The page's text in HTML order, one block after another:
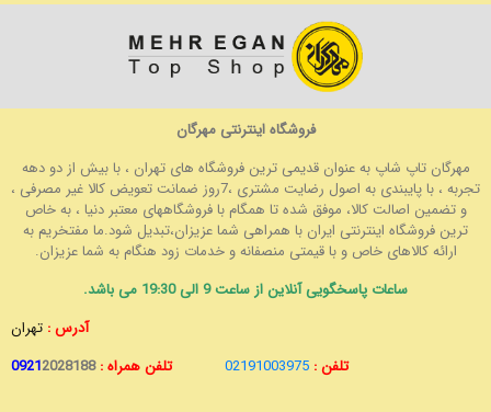
فروشگاه اینترنتی مهرگان
مهرگان تاپ شاپ به عنوان قدیمی ترین فروشگاه های تهران ، با بیش از دو دهه
تجربه ، با پایبندی به اصول رضایت مشتری ،7روز ضمانت تعویض کالا غیر مصرفی ،
و تضمین اصالت کالا، موفق شده تا همگام با فروشگاههای معتبر دنیا ، به خاص
ترین فروشگاه اینترنتی ایران با همراهی شما عزیزان،تبدیل شود.ما مفتخریم به
ارائه کالاهای خاص و با قیمتی منصفانه و خدمات زود هنگام به شما عزیزان.
ساعات پاسخگویی آنلاین از ساعت 9 الی 19:30 می باشد.
آدرس : تهران
تلفن : 02191003975 تلفن همراه : 09212028188